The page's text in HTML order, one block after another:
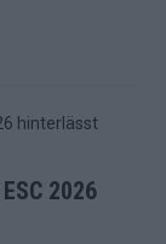
2026